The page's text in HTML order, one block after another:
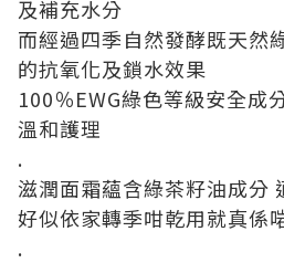
及補充水分
而經過四季自然發酵既天然
的抗氧化及鎖水效果
100％EWG綠色等級安全成
溫和護理
.
滋潤面霜蘊含綠茶籽油成分
好似依家轉季咁乾用就真係
.